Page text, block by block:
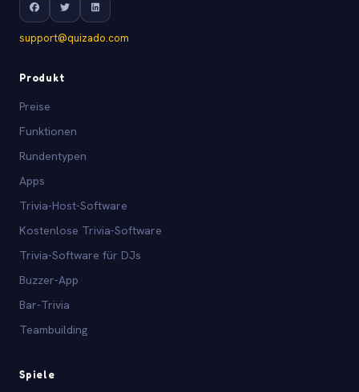
support@quizado.com
Produkt
Preise
Funktionen
Rundentypen
Apps
Trivia-Host-Software
Kostenlose Trivia-Software
Trivia-Software für DJs
Buzzer-App
Bar-Trivia
Teambuilding
Spiele